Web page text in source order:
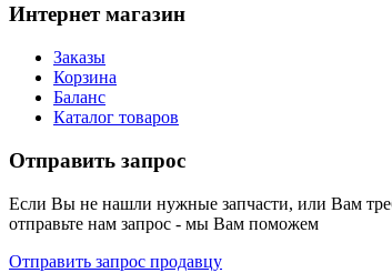
Интернет магазин
Заказы
Корзина
Баланс
Каталог товаров
Отправить запрос
Если Вы не нашли нужные запчасти, или Вам
отправьте нам запрос - мы Вам поможем
Отправить запрос продавцу